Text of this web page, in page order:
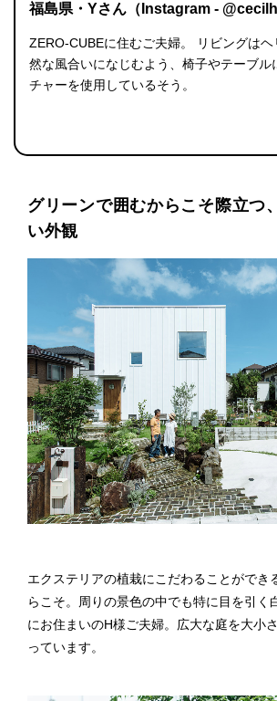
福島県・Yさん（Instagram -
ZERO-CUBEに住むご夫婦。 リビングはヘ
然な風合いになじむよう、椅子やテーブル
チャーを使用しているそう。
グリーンで囲むからこそ際立つ
い外観
エクステリアの植栽にこだわることができ
らこそ。周りの景色の中でも特に目を引く
にお住まいのH様ご夫婦。広大な庭を大小
っています。